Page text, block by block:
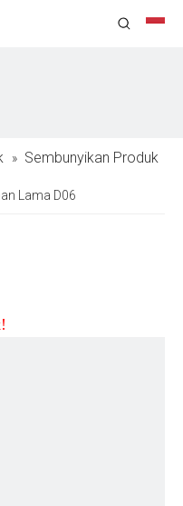
» Sembunyikan Produk
Lama D06